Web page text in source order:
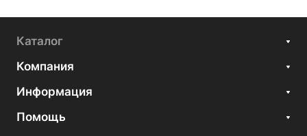
Каталог
Компания
Информация
Помощь